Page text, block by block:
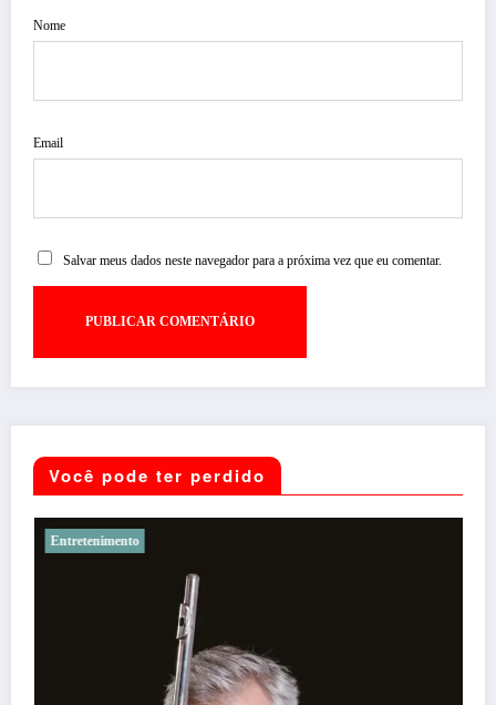
Nome
Email
Salvar meus dados neste navegador para a próxima vez que eu comentar.
Você pode ter perdido